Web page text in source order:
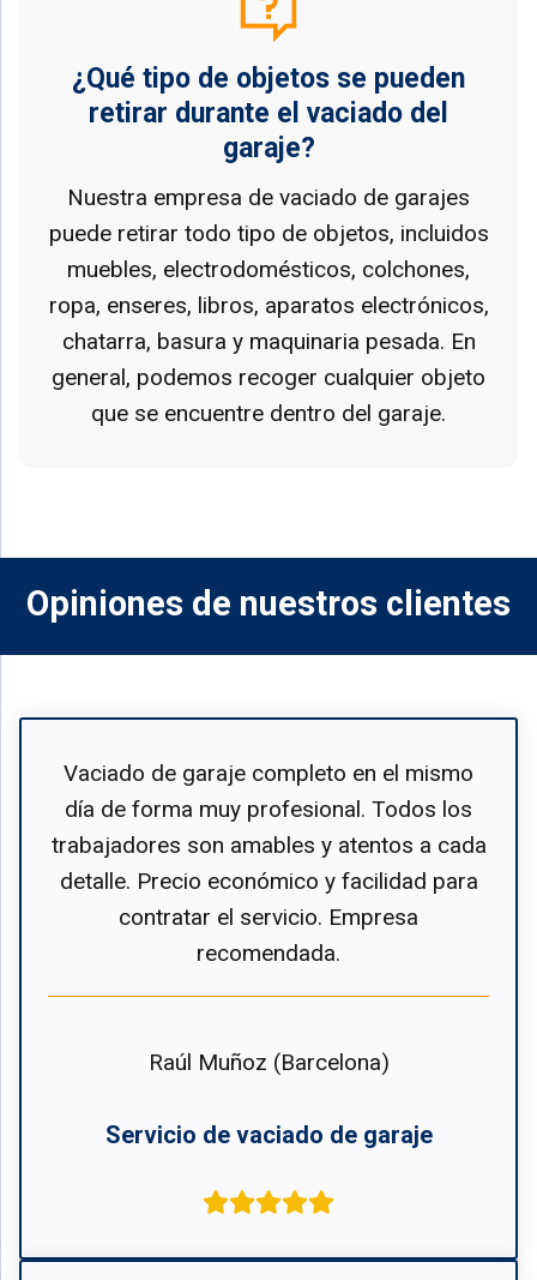
¿Qué tipo de objetos se pueden
retirar durante el vaciado del
garaje?
Nuestra empresa de vaciado de garajes
puede retirar todo tipo de objetos, incluidos
muebles, electrodomésticos, colchones,
ropa, enseres, libros, aparatos electrónicos,
chatarra, basura y maquinaria pesada. En
general, podemos recoger cualquier objeto
que se encuentre dentro del garaje.
Opiniones de nuestros clientes
Vaciado de garaje completo en el mismo
día de forma muy profesional. Todos los
trabajadores son amables y atentos a cada
detalle. Precio económico y facilidad para
contratar el servicio. Empresa
recomendada.
Raúl Muñoz (Barcelona)
Servicio de vaciado de garaje